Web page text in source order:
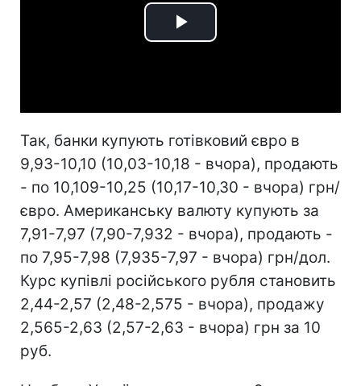
Play
Так, банки купують готівковий євро в
9,93-10,10 (10,03-10,18 - вчора), продають
- по 10,109-10,25 (10,17-10,30 - вчора) грн/
євро. Американську валюту купують за
7,91-7,97 (7,90-7,932 - вчора), продають -
по 7,95-7,98 (7,935-7,97 - вчора) грн/дол.
Курс купівлі російського рубля становить
2,44-2,57 (2,48-2,575 - вчора), продажу
2,565-2,63 (2,57-2,63 - вчора) грн за 10
руб.